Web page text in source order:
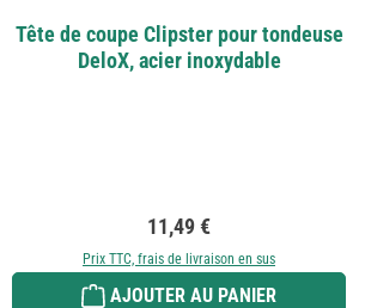
Tête de coupe Clipster pour tondeuse
DeloX, acier inoxydable
Prix régulier :
11,49 €
Prix TTC, frais de livraison en sus
AJOUTER AU PANIER